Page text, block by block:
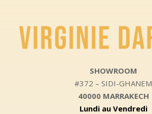
SHOWROOM
#372 – SIDI-GHANEM
40000 MARRAKECH
Lundi au Vendredi